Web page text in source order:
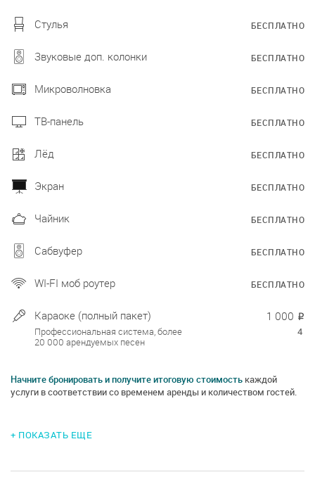
Стулья БЕСПЛАТНО
Звуковые доп. колонки БЕСПЛАТНО
Микроволновка БЕСПЛАТНО
ТВ-панель БЕСПЛАТНО
Лёд БЕСПЛАТНО
Экран БЕСПЛАТНО
Чайник БЕСПЛАТНО
Сабвуфер БЕСПЛАТНО
WI-FI моб роутер БЕСПЛАТНО
Караоке (полный пакет)
Профессиональная система, более
20 000 арендуемых песен
4
1 000 ₽
Начните бронировать и получите итоговую стоимость каждой
услуги в соответствии со временем аренды и количеством гостей.
+ ПОКАЗАТЬ ЕЩЕ